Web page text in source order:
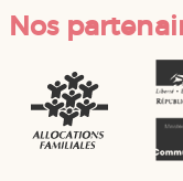
Nos